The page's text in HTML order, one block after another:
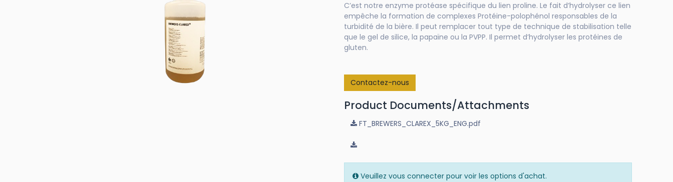
C’est notre enzyme protéase spécifique du lien proline. Le fait d’hydrolyser ce lien
empêche la formation de complexes Protéine-polophénol responsables de la
turbidité de la bière. Il peut remplacer tout type de technique de stabilisation telle
que le gel de silice, la papaïne ou la PVPP. Il permet d’hydrolyser les protéines de
gluten.
Contactez-nous
Product Documents/Attachments
FT_BREWERS_CLAREX_5KG_ENG.pdf
Veuillez vous connecter pour voir les options d'achat.